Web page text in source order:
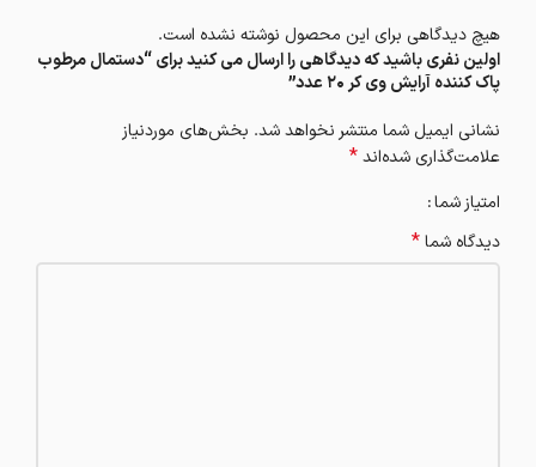
هیچ دیدگاهی برای این محصول نوشته نشده است.
اولین نفری باشید که دیدگاهی را ارسال می کنید برای “دستمال مرطوب
پاک کننده آرایش وی کر 20 عدد”
نشانی ایمیل شما منتشر نخواهد شد. بخش‌های موردنیاز
علامت‌گذاری شده‌اند*
امتیاز شما
دیدگاه شما*